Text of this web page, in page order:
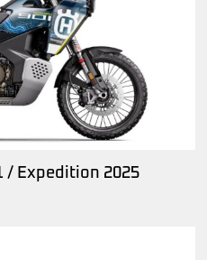
/ Expedition 2025